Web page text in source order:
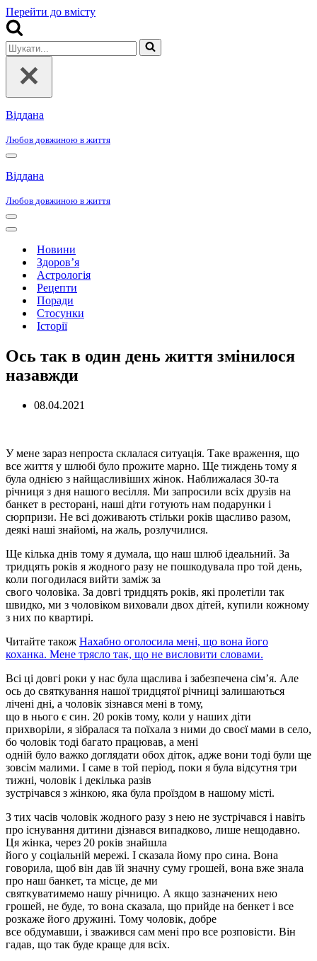
Перейти до вмісту
Шукати...
Віддана
Любов довжиною в життя
Меню
навігації
Віддана
Любов довжиною в життя
Меню
навігації
Меню
навігаціїНовини
Здоров’я
Астрологія
Рецепти
Поради
Стосунки
Історії
Ось так в один день життя змінилося
назавжди
08.04.2021
У мене зараз непроста склалася ситуація. Таке враження, що
все життя у шлюбі було прожите марно. Ще тиждень тому я
була однією з найщасливіших жінок. Наближалася 30-та
річниця з дня нашого весілля. Ми запросили всіх друзів на
банкет в ресторані, наші діти готують нам подарунки і
сюрпризи. Не всі доживають стільки років щасливо разом,
деякі наші знайомі, на жаль, розлучилися.
Ще кілька днів тому я думала, що наш шлюб ідеальний. За
тридцять років я жодного разу не пошкодувала про той день,
коли погодилася вийти заміж за
свого чоловіка. За довгі тридцять років, які пролетіли так
швидко, ми з чоловіком виховали двох дітей, купили кожному
з них по квартирі.
Читайте також Нахабно оголосила мені, що вона його
коханка. Мене трясло так, що не висловити словами.
Всі ці довгі роки у нас була щаслива і забезпечена сім’я. Але
ось до святкування нашої тридцятої річниці залишаються
лічені дні, а чоловік зізнався мені в тому,
що в нього є син. 20 років тому, коли у наших діти
прихворіли, я зібралася та поїхала з ними до своєї мами в село,
бо чоловік тоді багато працював, а мені
одній було важко доглядати обох діток, адже вони тоді були ще
зовсім малими. І саме в той період, поки я була відсутня три
тижні, чоловік і декілька разів
зустрічався з жінкою, яка була проїздом в нашому місті.
З тих часів чоловік жодного разу з нею не зустрічався і навіть
про існування дитини дізнався випадково, лише нещодавно.
Ця жінка, через 20 років знайшла
його у соціальній мережі. І сказала йому про сина. Вона
говорила, щоб він дав їй значну суму грошей, вона вже знала
про наш банкет, та місце, де ми
святкуватимемо нашу річницю. А якщо зазначених нею
грошей, не буде, то вона сказала, що прийде на бенкет і все
розкаже його дружині. Тому чоловік, добре
все обдумавши, і зважився сам мені про все розповісти. Він
гадав, що так буде краще для всіх.